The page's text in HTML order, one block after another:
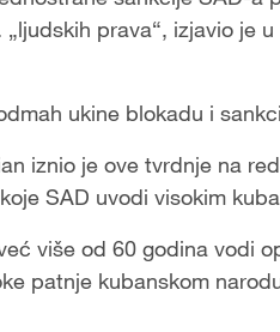
prava“, izjavio je
ukine blokadu i
iznio je ove tvrdnje na
SAD uvodi visokim
više od 60 godina vodi
patnje kubanskom